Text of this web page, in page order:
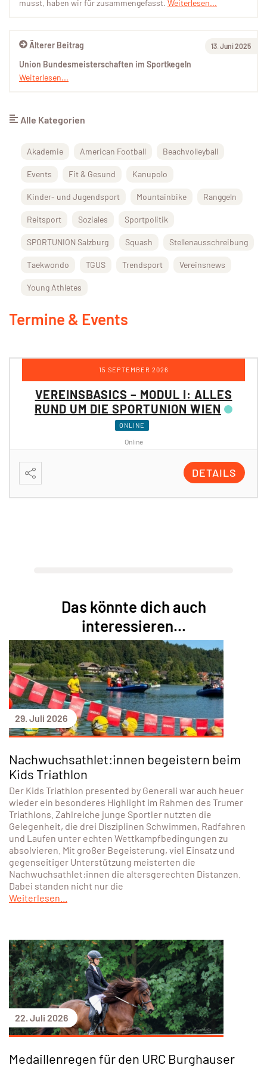
Älterer Beitrag 13. Juni 2025
Union Bundesmeisterschaften im Sportkegeln
Weiterlesen...
musst, haben wir für zusammengefasst. Weiterlesen...
Alle Kategorien
Akademie American Football Beachvolleyball
Events Fit & Gesund Kanupolo
Kinder- und Jugendsport Mountainbike Ranggeln
Reitsport Soziales Sportpolitik
SPORTUNION Salzburg Squash Stellenausschreibung
Taekwondo TGUS Trendsport Vereinsnews
Young Athletes
Termine & Events
12 OKTOBER 2026
VEREINSBASICS – MODUL II:
PROJEKTE & FÖRDERUNGEN DER
SPORTUNION WIEN
Online
DETAILS
Das könnte dich auch
interessieren...
29. Juli 2026
Nachwuchsathlet:innen begeistern beim
Kids Triathlon
Der Kids Triathlon presented by Generali war auch heuer
wieder ein besonderes Highlight im Rahmen des Trumer
Triathlons. Zahlreiche junge Sportler nutzten die
Gelegenheit, die drei Disziplinen Schwimmen, Radfahren
und Laufen unter echten Wettkampfbedingungen zu
absolvieren. Mit großer Begeisterung, viel Einsatz und
gegenseitiger Unterstützung meisterten die
Nachwuchsathlet:innen die altersgerechten Distanzen.
Dabei standen nicht nur die
Weiterlesen...
22. Juli 2026
Medaillenregen für den URC Burghauser